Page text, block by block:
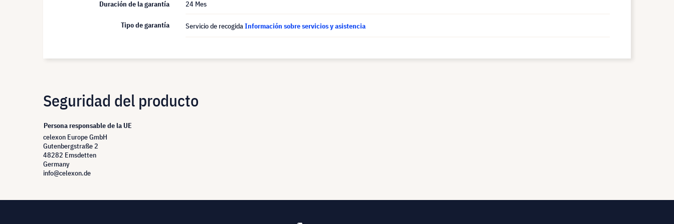
Duración de la garantía 24 Mes
Tipo de garantía Servicio de recogidaInformación sobre servicios y asistencia
Seguridad del producto
Persona responsable de la UE
celexon Europe GmbH
Gutenbergstraße 2
48282 Emsdetten
Germany
info@celexon.de